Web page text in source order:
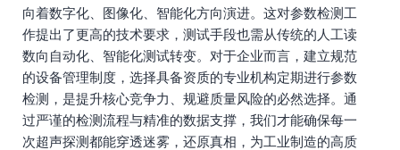
向着数字化、图像化、智能化方向演进。这对参数检测工
作提出了更高的技术要求，测试手段也需从传统的人工读
数向自动化、智能化测试转变。对于企业而言，建立规范
的设备管理制度，选择具备资质的专业机构定期进行参数
检测，是提升核心竞争力、规避质量风险的必然选择。通
过严谨的检测流程与精准的数据支撑，我们才能确保每一
次超声探测都能穿透迷雾，还原真相，为工业制造的高质